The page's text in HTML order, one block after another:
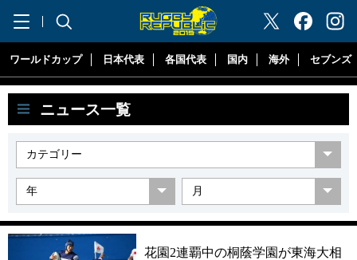
"ラグビーリパブリック"
ワールドカップ 日本代表 各国代表 国内 海外 セブンズ
ニュース一覧
花園2連覇中の桐蔭学園が東海大相